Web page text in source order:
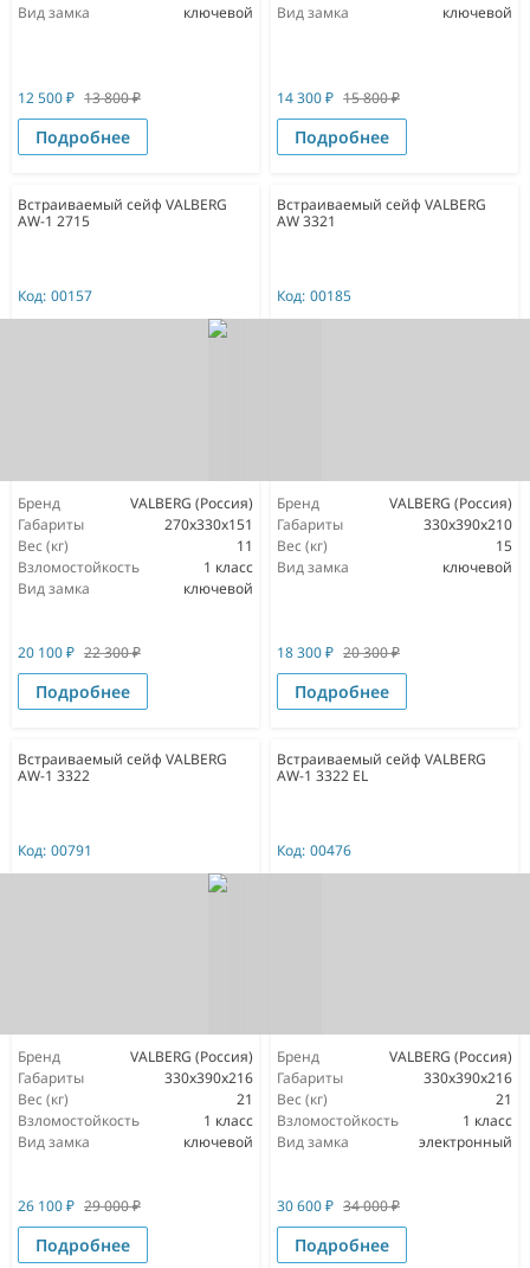
Вид замка
ключевой
12 500₽ 13 800₽
Подробнее
Вид замка
ключевой
14 300₽ 15 800₽
Подробнее
Встраиваемый сейф VALBERG
AW-1 2715
Код: 00157
Бренд
VALBERG (Россия)
Габариты
270x330x151
Вес (кг)
11
Взломостойкость
1 класс
Вид замка
ключевой
20 100₽ 22 300₽
Подробнее
Встраиваемый сейф VALBERG
AW 3321
Код: 00185
Бренд
VALBERG (Россия)
Габариты
330x390x210
Вес (кг)
15
Вид замка
ключевой
18 300₽ 20 300₽
Подробнее
Встраиваемый сейф VALBERG
AW-1 3322
Код: 00791
Бренд
VALBERG (Россия)
Габариты
330x390x216
Вес (кг)
21
Взломостойкость
1 класс
Вид замка
ключевой
26 100₽ 29 000₽
Подробнее
Встраиваемый сейф VALBERG
AW-1 3322 EL
Код: 00476
Бренд
VALBERG (Россия)
Габариты
330x390x216
Вес (кг)
21
Взломостойкость
1 класс
Вид замка
электронный
30 600₽ 34 000₽
Подробнее